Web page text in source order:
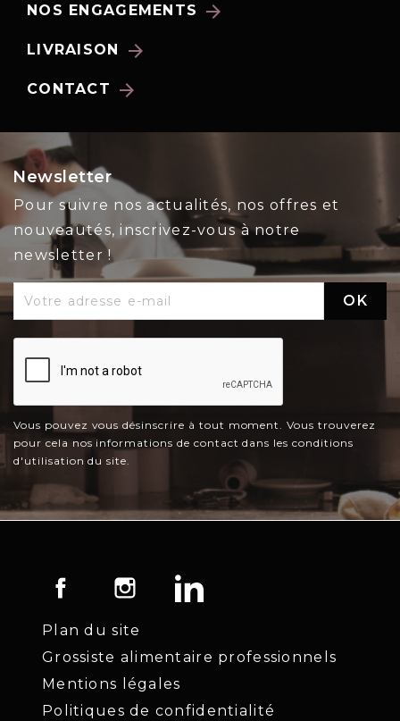
NOS ENGAGEMENTS arrow_forward
LIVRAISON arrow_forward
CONTACT arrow_forward
Newsletter
Pour suivre nos actualités, nos offres et
nouveautés, inscrivez-vous à notre
newsletter !
Vous pouvez vous désinscrire à tout moment. Vous trouverez
pour cela nos informations de contact dans les conditions
d'utilisation du site.
Facebook Instagram
Plan du site
Grossiste alimentaire professionnels
Mentions légales
Politiques de confidentialité